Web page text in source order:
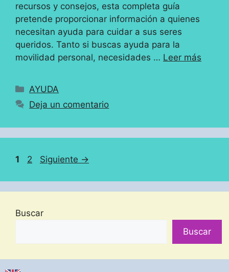
recursos y consejos, esta completa guía
pretende proporcionar información a quienes
necesitan ayuda para cuidar a sus seres
queridos. Tanto si buscas ayuda para la
movilidad personal, necesidades … Leer más
Categorías
AYUDA
Deja un comentario
Página
1 Página
2 Siguiente →
Buscar
Buscar